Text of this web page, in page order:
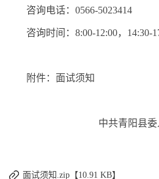
咨询电话： 0566-5023414
咨询时间： 8:00-12:00， 14:30-
附件：面试须知
中共青阳县
面试须知.zip【10.91 KB】